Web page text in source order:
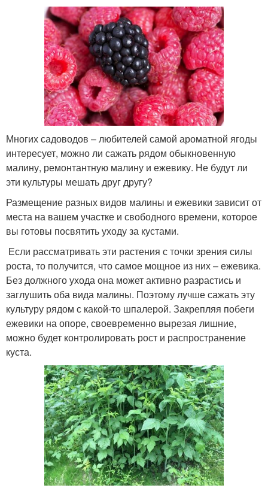
Многих садоводов – любителей самой ароматной ягоды
интересует, можно ли сажать рядом обыкновенную
малину, ремонтантную малину и ежевику. Не будут ли
эти культуры мешать друг другу?
Размещение разных видов малины и ежевики зависит от
места на вашем участке и свободного времени, которое
вы готовы посвятить уходу за кустами.
Если рассматривать эти растения с точки зрения силы
роста, то получится, что самое мощное из них – ежевика.
Без должного ухода она может активно разрастись и
заглушить оба вида малины. Поэтому лучше сажать эту
культуру рядом с какой-то шпалерой. Закрепляя побеги
ежевики на опоре, своевременно вырезая лишние,
можно будет контролировать рост и распространение
куста.